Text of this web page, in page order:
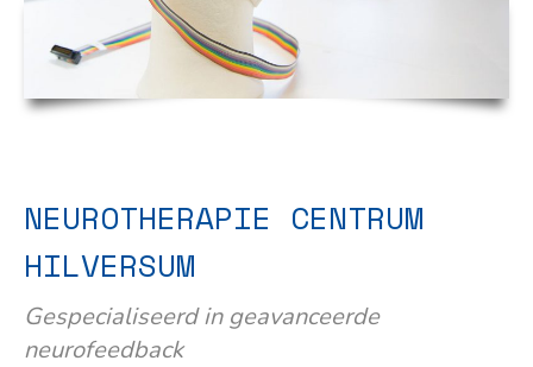
NEUROTHERAPIE CENTRUM
HILVERSUM
Gespecialiseerd in geavanceerde
neurofeedback